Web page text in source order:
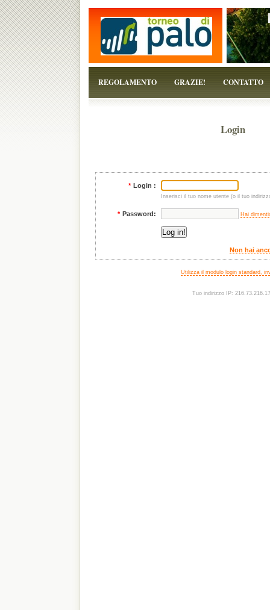
REGOLAMENTO GRAZIE! CONTATTO
Login
* Login :
Inserisci il tuo nome utente (o il tuo
* Password: Hai
Non hai
Utilizza il modulo login standard,
Tuo indirizzo IP: